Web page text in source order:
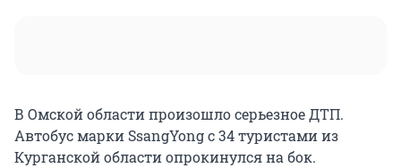
В Омской области произошло серьезное ДТП.
Автобус марки SsangYong с 34 туристами из
Курганской области опрокинулся на бок.